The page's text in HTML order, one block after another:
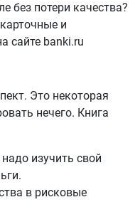
без потери качества?
и
сайте banki.ru
Это некоторая
нечего. Книга
изучить свой
в рисковые